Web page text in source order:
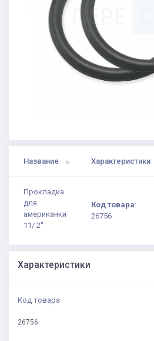
Название Характеристики
Прокладка
для
американки
11/ 2"
Код товара:
26756
Характеристики
Код товара
26756